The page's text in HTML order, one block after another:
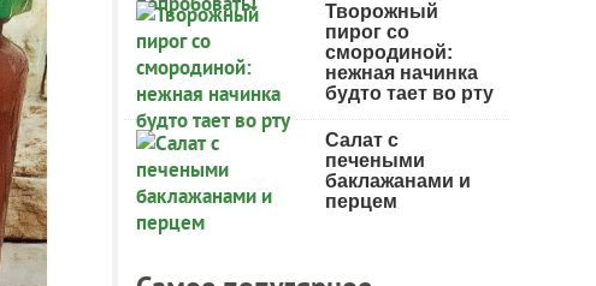
Творожный
пирог со
смородиной:
нежная начинка
будто тает во рту
Салат с
печеными
баклажанами и
перцем